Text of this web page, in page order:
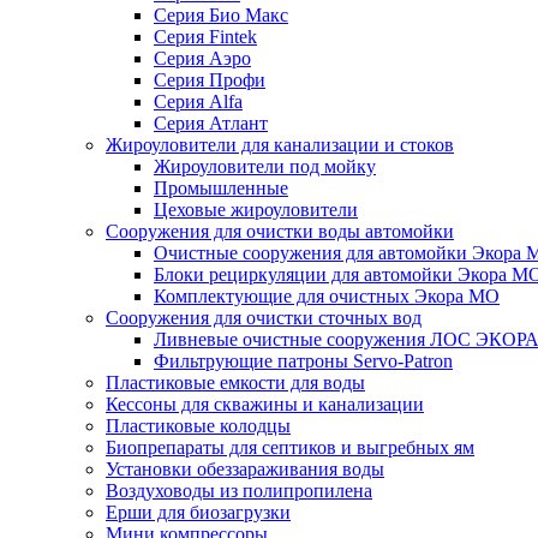
Серия Био Макс
Серия Fintek
Серия Аэро
Серия Профи
Серия Alfa
Серия Атлант
Жироуловители для канализации и стоков
Жироуловители под мойку
Промышленные
Цеховые жироуловители
Сооружения для очистки воды автомойки
Очистные сооружения для автомойки Экора
Блоки рециркуляции для автомойки Экора
Комплектующие для очистных Экора МО
Сооружения для очистки сточных вод
Ливневые очистные сооружения ЛОС ЭКОРА
Фильтрующие патроны Servo-Patron
Пластиковые емкости для воды
Кессоны для скважины и канализации
Пластиковые колодцы
Биопрепараты для септиков и выгребных ям
Установки обеззараживания воды
Воздуховоды из полипропилена
Ерши для биозагрузки
Мини компрессоры